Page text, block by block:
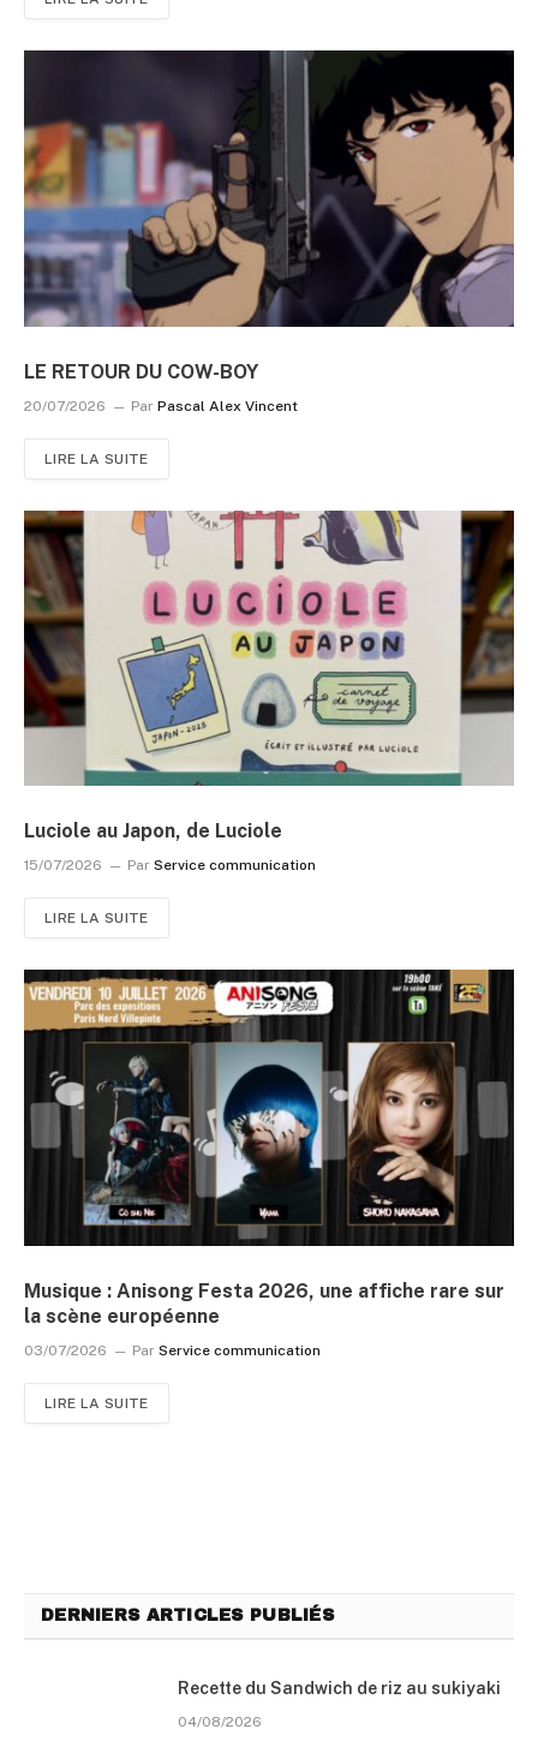
LE RETOUR DU COW-BOY
20/07/2026 Par Pascal Alex Vincent
LIRE LA SUITE
Luciole au Japon, de Luciole
15/07/2026 Par Service communication
LIRE LA SUITE
Musique : Anisong Festa 2026, une affiche rare sur
la scène européenne
03/07/2026 Par Service communication
LIRE LA SUITE
DERNIERS ARTICLES PUBLIÉS
Recette du Sandwich de riz au sukiyaki
04/08/2026